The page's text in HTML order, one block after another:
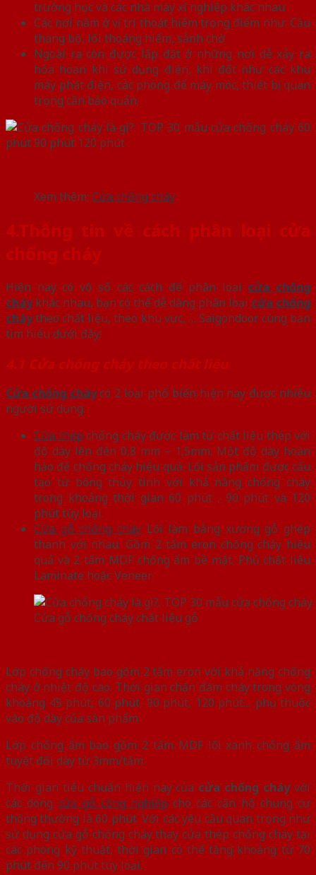
trường học và các nhà máy xí nghiệp khác nhau
Các nơi nằm ở vị trí thoát hiểm trọng điểm như: Cầu
thang bộ, lối thoáng hiểm, sảnh chờ
Ngoài ra còn được lắp đặt ở những nơi dễ xảy ra
hỏa hoạn khi sử dụng điện, khí đốt như các khu
máy phát điện, các phòng để máy móc, thiết bị quan
trọng cần bảo quản.
Xem thêm: Cửa chống cháy
4.Thông tin về cách phân loại cửa
chống cháy
Hiện nay có vô số các cách để phân loại cửa chống
cháy khác nhau, bạn có thể dễ dàng phân loại cửa chống
cháytheo chất liệu, theo khu vực, … Saigondoor cùng bạn
tìm hiểu dưới đây:
4.1 Cửa chống cháy theo chất liệu
Cửa chống cháycó 2 loại phổ biến hiện nay được nhiều
người sử dụng.
Cửa thép chống cháy được làm từ chất liệu thép với
độ dày lên đến 0,8 mm – 1,5mm. Một độ dày hoàn
hảo để chống cháy hiệu quả. Lõi sản phẩm được cấu
tạo từ bông thủy tinh với khả năng chống cháy
trong khoảng thời gian 60 phút , 90 phút và 120
phút tùy loại.
Cửa gỗ chống cháy Lõi làm bằng xương gỗ ghép
thanh với nhau. Gồm 2 tấm eron chống cháy hiệu
quả và 2 tấm MDF chống ẩm bề mặt. Phủ chất liệu
Laminate hoặc Veneer
Cửa gỗ chống cháy chất liệu gỗ
Lớp chống cháy bao gồm 2 tấm eron với khả năng chống
cháy ở nhiệt độ cao. Thời gian chặn đám cháy trong vòng
khoảng 45 phút, 60 phút, 90 phút, 120 phút… phụ thuộc
vào độ dày của sản phẩm
Lớp chống ẩm bao gồm 2 tấm MDF lõi xanh chống ẩm
tuyệt đối dày từ 3mm/tấm.
Thời gian tiêu chuẩn hiện nay của cửa chống cháyvới
các dòngcửa gỗ công nghiệp cho các căn hộ chung cư
thông thường là 60 phút. Với các yêu cầu quan trọng như
sử dụng cửa gỗ chống cháy thay cửa thép chống cháy tại
các phòng kỹ thuật, thời gian có thể tăng khoảng từ 70
phút đến 90 phút tùy loại.